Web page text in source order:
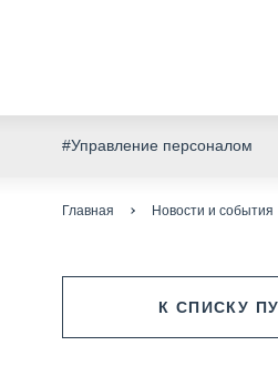
#Управление персоналом
Главная Новости и события
К СПИСКУ